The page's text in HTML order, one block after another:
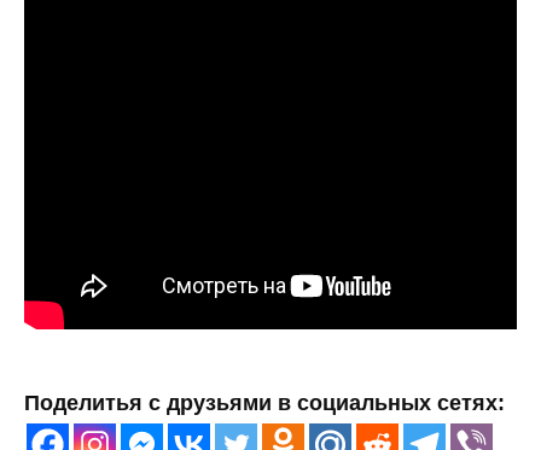
Поделитья с друзьями в социальных сетях: